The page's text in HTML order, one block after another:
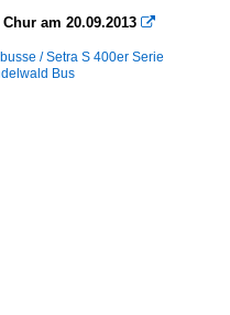
am 20.09.2013 
/ Setra S 400er Serie
Bus